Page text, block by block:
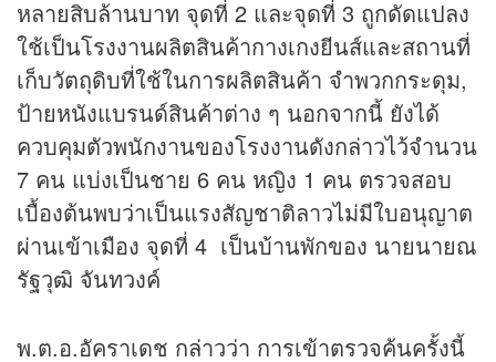
หลายสิบล้านบาท จุดที่ 2 และจุดที่ 3 ถูกดัดแปลง
ใช้เป็นโรงงานผลิตสินค้ากางเกงยีนส์และสถานที่
เก็บวัตถุดิบที่ใช้ในการผลิตสินค้า จำพวกกระดุม,
ป้ายหนังแบรนด์สินค้าต่าง ๆ นอกจากนี้ ยังได้
ควบคุมตัวพนักงานของโรงงานดังกล่าวไว้จำนวน
7 คน แบ่งเป็นชาย 6 คน หญิง 1 คน ตรวจสอบ
เบื้องต้นพบว่าเป็นแรงสัญชาติลาวไม่มีใบอนุญาต
ผ่านเข้าเมือง จุดที่ 4 เป็นบ้านพักของ นายนายณ
รัฐวุฒิ จันทวงค์
พ.ต.อ.อัคราเดช กล่าวว่า การเข้าตรวจค้นครั้งนี้